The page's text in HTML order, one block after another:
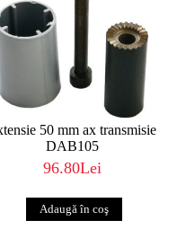
50 mm ax transmisie
DAB105
96.80Lei